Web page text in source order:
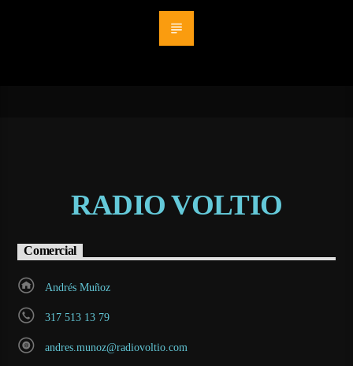
RADIO VOLTIO
Comercial
Andrés Muñoz
317 513 13 79
andres.munoz@radiovoltio.com